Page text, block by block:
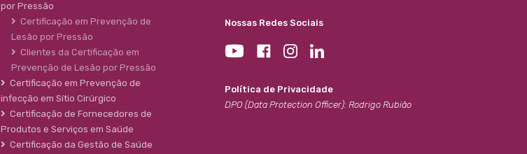
por Pressão
Certificação em Prevenção de
Lesão por Pressão
Clientes da Certificação em
Prevenção de Lesão por Pressão
Certificação em Prevenção de
infecção em Sítio Cirúrgico
Certificação de Fornecedores de
Produtos e Serviços em Saúde
Certificação da Gestão de Saúde
Nossas Redes Sociais
Política de Privacidade
DPO (Data Protection Officer): Rodrigo Rubião